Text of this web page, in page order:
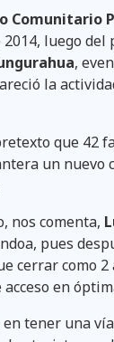
Comunitario
luego del
,
la
que 42
un nuevo
nos comenta,
pues
cerrar como 2
en
tener una